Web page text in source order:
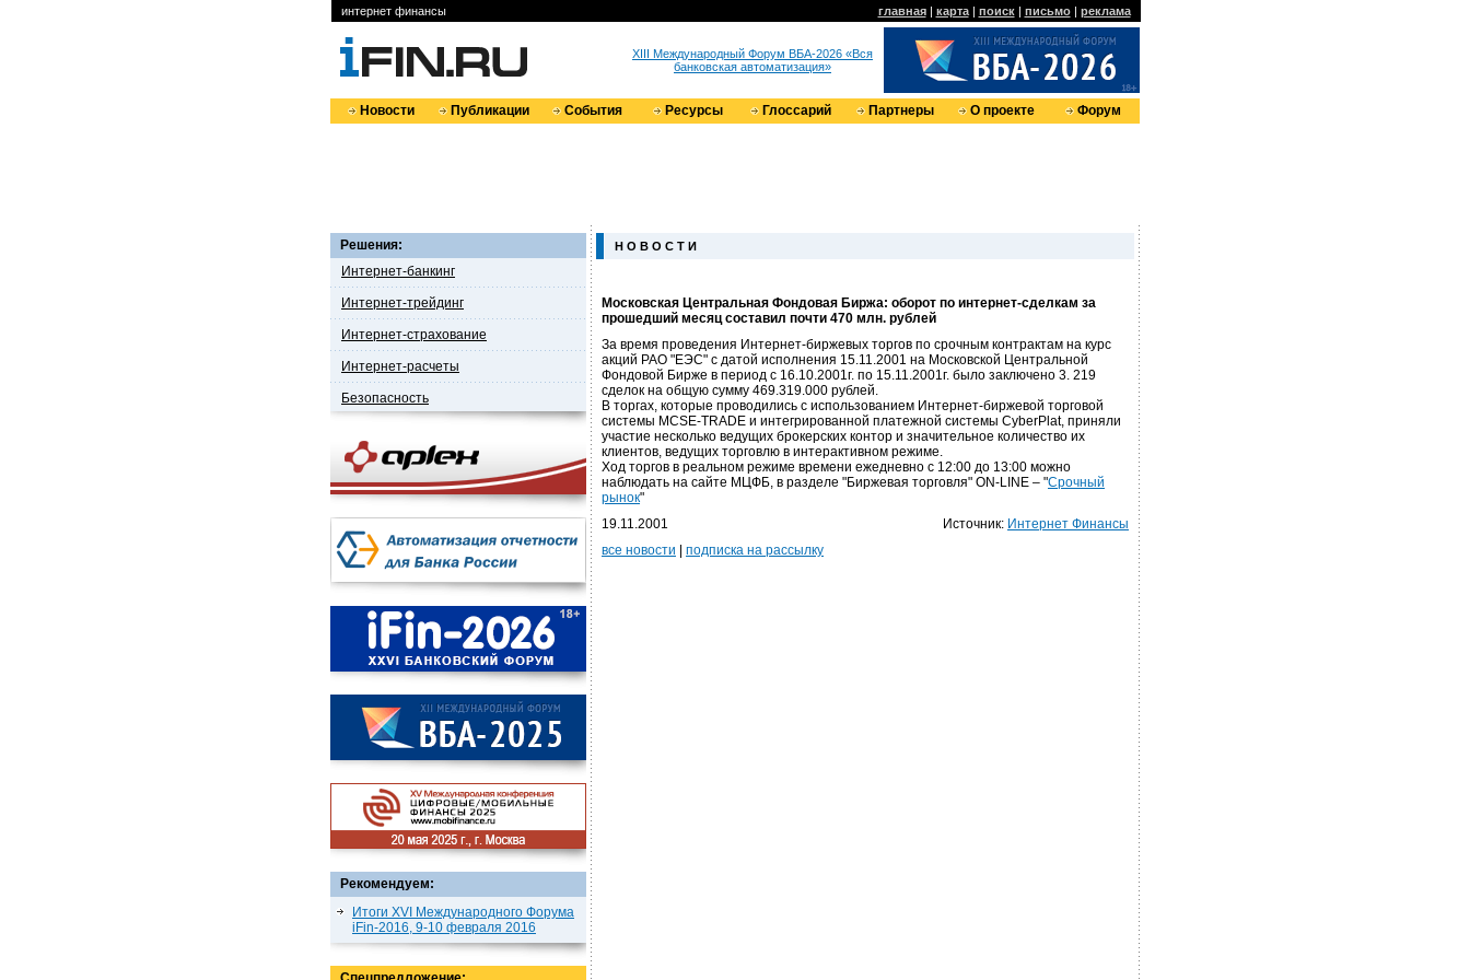
интернет финансы главная| карта| поиск| письмо| реклама
XIII Международный Форум ВБА-2026 «Вся
банковская автоматизация»
Новости Публикации События Ресурсы Глоссарий Партнеры О проекте Форум
Решения:
Интернет-банкинг
Интернет-трейдинг
Интернет-страхование
Интернет-расчеты
Безопасность
Рекомендуем:
Итоги XVI Международного Форума
iFin-2016, 9-10 февраля 2016
Н О В О С Т И
Московская Центральная Фондовая Биржа: оборот по интернет-сделкам за
прошедший месяц составил почти 470 млн. рублей
За время проведения Интернет-биржевых торгов по срочным контрактам на курс
акций РАО "ЕЭС" с датой исполнения 15.11.2001 на Московской Центральной
Фондовой Бирже в период с 16.10.2001г. по 15.11.2001г. было заключено 3. 219
сделок на общую сумму 469.319.000 рублей.
В торгах, которые проводились с использованием Интернет-биржевой торговой
системы MCSE-TRADE и интегрированной платежной системы CyberPlat, приняли
участие несколько ведущих брокерских контор и значительное количество их
клиентов, ведущих торговлю в интерактивном режиме.
Ход торгов в реальном режиме времени ежедневно с 12:00 до 13:00 можно
наблюдать на сайте МЦФБ, в разделе "Биржевая торговля" ON-LINE – "Срочный
рынок"
19.11.2001
Источник: Интернет Финансы
все новости
подписка на рассылку